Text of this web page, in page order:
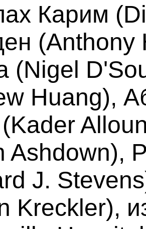
Карим
(Nigel
Huang),
Ashdown),
J.
Kreckler),